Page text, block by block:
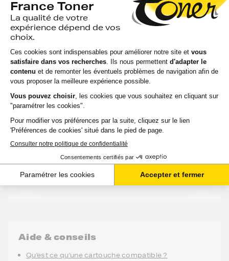
EXPÉDITION : 6 À 15 JOURS Voir le produit
:
LEXMARK
MS 617
Option
Noir
:
2 500
pages
51B2000
95,64 €
-
Aide & conseils
Qu'est ce qu'une cartouche compatible ?